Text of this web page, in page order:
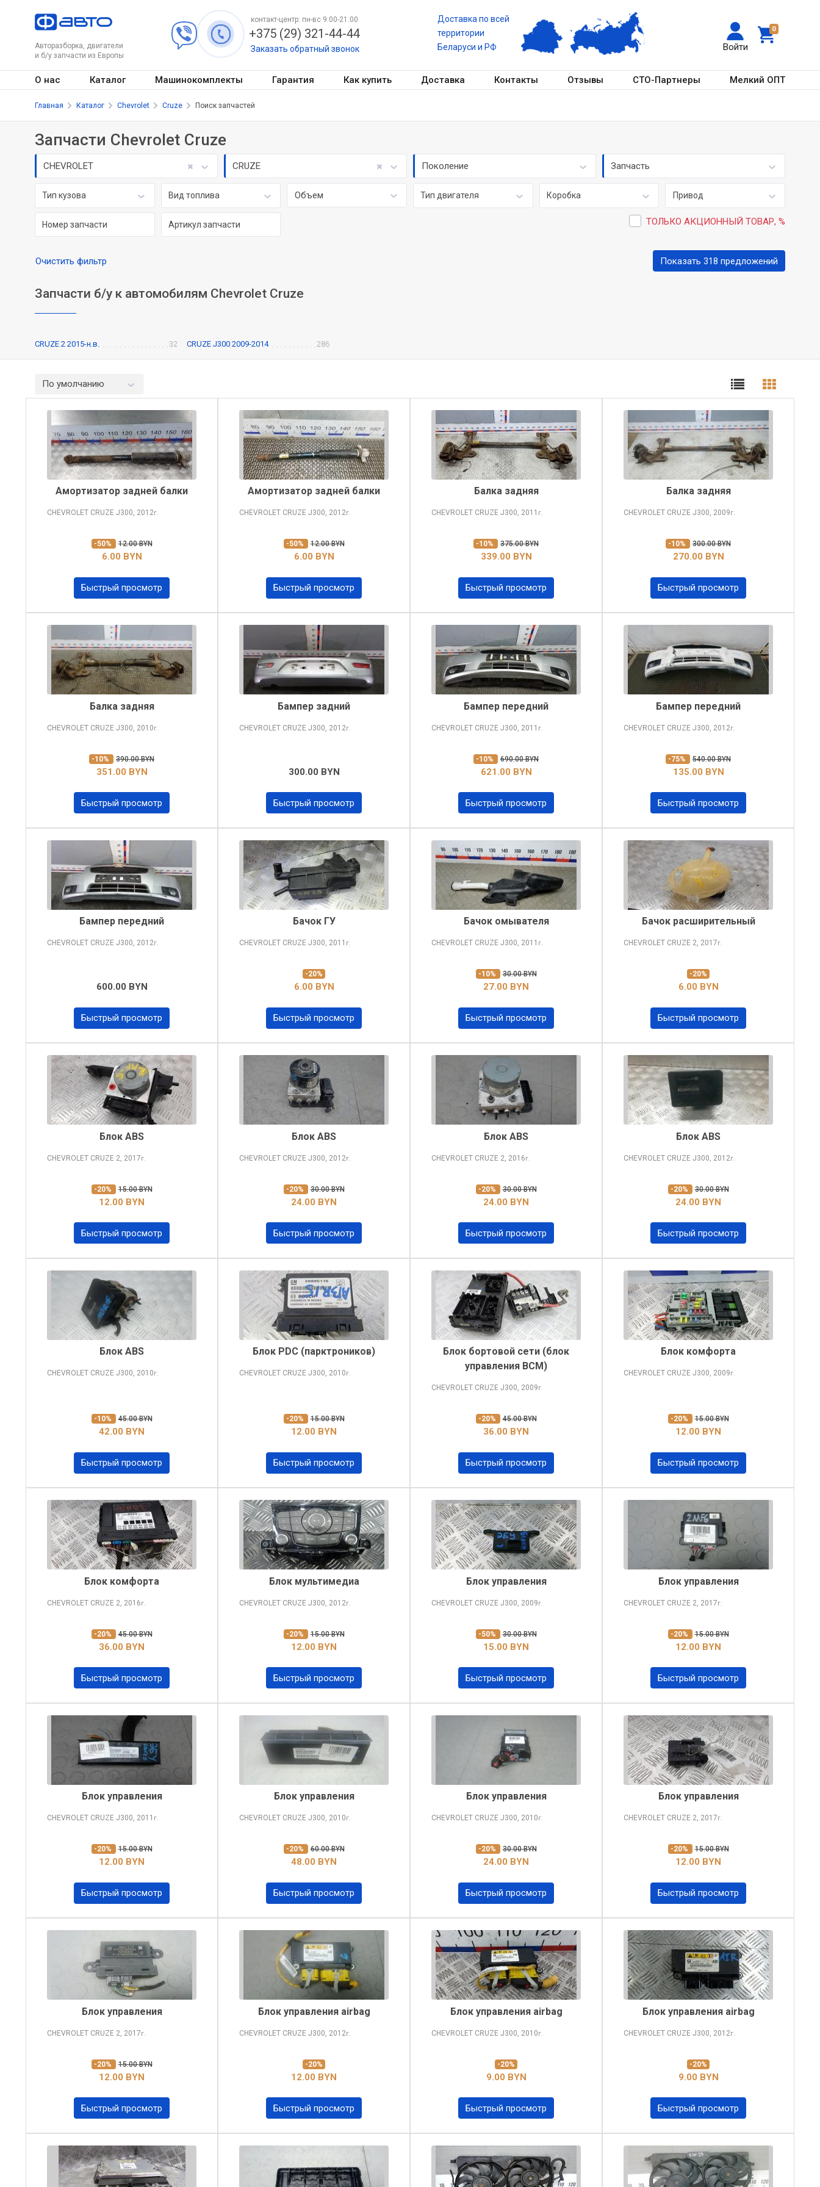
Авторазборка, двигатели
и б/у запчасти из Европы
0
Войти
контакт-центр: пн-вс 9:00-21:00
+375 (29) 321-44-44
Заказать обратный звонок
Доставка по всей
территории
Беларуси и РФ
О нас Каталог Машинокомплекты Гарантия Как купить Доставка Контакты Отзывы СТО-Партнеры Мелкий ОПТ
Главная Каталог Chevrolet Cruze Поиск запчастей
Запчасти Chevrolet Cruze
CHEVROLET CRUZE Поколение Запчасть
Тип кузова Вид топлива Объем Тип двигателя Коробка Привод
ТОЛЬКО АКЦИОННЫЙ ТОВАР, %
Очистить фильтр Показать 318 предложений
Запчасти б/у к автомобилям Chevrolet Cruze
CRUZE 2 2015-н.в. 32 CRUZE J300 2009-2014 286
По умолчанию
Амортизатор задней балки
CHEVROLET CRUZE J300, 2012г.
-50% 12.00 BYN
6.00 BYN
Быстрый просмотр
Амортизатор задней балки
CHEVROLET CRUZE J300, 2012г.
-50% 12.00 BYN
6.00 BYN
Быстрый просмотр
Балка задняя
CHEVROLET CRUZE J300, 2011 г.
-10% 375.00 BYN
339.00 BYN
Быстрый просмотр
Балка задняя
CHEVROLET CRUZE J300, 2009г.
-10% 300.00 BYN
270.00 BYN
Быстрый просмотр
Балка задняя
CHEVROLET CRUZE J300, 2010г.
-10% 390.00 BYN
351.00 BYN
Быстрый просмотр
Бампер задний
CHEVROLET CRUZE J300, 2012г.
300.00 BYN
Быстрый просмотр
Бампер передний
CHEVROLET CRUZE J300, 2011 г.
-10% 690.00 BYN
621.00 BYN
Быстрый просмотр
Бампер передний
CHEVROLET CRUZE J300, 2012г.
-75% 540.00 BYN
135.00 BYN
Быстрый просмотр
Бампер передний
CHEVROLET CRUZE J300, 2012г.
600.00 BYN
Быстрый просмотр
Бачок ГУ
CHEVROLET CRUZE J300, 2011 г.
-20%
6.00 BYN
Быстрый просмотр
Бачок омывателя
CHEVROLET CRUZE J300, 2011 г.
-10% 30.00 BYN
27.00 BYN
Быстрый просмотр
Бачок расширительный
CHEVROLET CRUZE 2, 2017г.
-20%
6.00 BYN
Быстрый просмотр
Блок ABS
CHEVROLET CRUZE 2, 2017г.
-20% 15.00 BYN
12.00 BYN
Быстрый просмотр
Блок ABS
CHEVROLET CRUZE J300, 2012г.
-20% 30.00 BYN
24.00 BYN
Быстрый просмотр
Блок ABS
CHEVROLET CRUZE 2, 2016г.
-20% 30.00 BYN
24.00 BYN
Быстрый просмотр
Блок ABS
CHEVROLET CRUZE J300, 2012г.
-20% 30.00 BYN
24.00 BYN
Быстрый просмотр
Блок ABS
CHEVROLET CRUZE J300, 2010г.
-10% 45.00 BYN
42.00 BYN
Быстрый просмотр
Блок PDC (парктроников)
CHEVROLET CRUZE J300, 2010г.
-20% 15.00 BYN
12.00 BYN
Быстрый просмотр
Блок бортовой сети (блок
управления BCM)
CHEVROLET CRUZE J300, 2009г.
-20% 45.00 BYN
36.00 BYN
Быстрый просмотр
Блок комфорта
CHEVROLET CRUZE J300, 2009г.
-20% 15.00 BYN
12.00 BYN
Быстрый просмотр
Блок комфорта
CHEVROLET CRUZE 2, 2016г.
-20% 45.00 BYN
36.00 BYN
Быстрый просмотр
Блок мультимедиа
CHEVROLET CRUZE J300, 2012г.
-20% 15.00 BYN
12.00 BYN
Быстрый просмотр
Блок управления
CHEVROLET CRUZE J300, 2009г.
-50% 30.00 BYN
15.00 BYN
Быстрый просмотр
Блок управления
CHEVROLET CRUZE 2, 2017г.
-20% 15.00 BYN
12.00 BYN
Быстрый просмотр
Блок управления
CHEVROLET CRUZE J300, 2011 г.
-20% 15.00 BYN
12.00 BYN
Быстрый просмотр
Блок управления
CHEVROLET CRUZE J300, 2010г.
-20% 60.00 BYN
48.00 BYN
Быстрый просмотр
Блок управления
CHEVROLET CRUZE J300, 2010г.
-20% 30.00 BYN
24.00 BYN
Быстрый просмотр
Блок управления
CHEVROLET CRUZE 2, 2017г.
-20% 15.00 BYN
12.00 BYN
Быстрый просмотр
Блок управления
CHEVROLET CRUZE 2, 2017г.
-20% 15.00 BYN
12.00 BYN
Быстрый просмотр
Блок управления airbag
CHEVROLET CRUZE J300, 2012г.
-20%
12.00 BYN
Быстрый просмотр
Блок управления airbag
CHEVROLET CRUZE J300, 2010г.
-20%
9.00 BYN
Быстрый просмотр
Блок управления airbag
CHEVROLET CRUZE J300, 2012г.
-20%
9.00 BYN
Быстрый просмотр